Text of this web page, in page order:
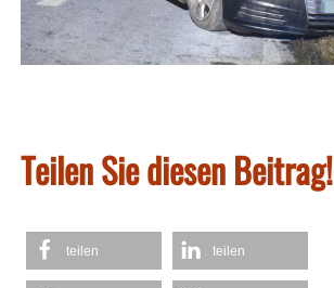
Teilen Sie diesen Beitrag!
teilen teilen